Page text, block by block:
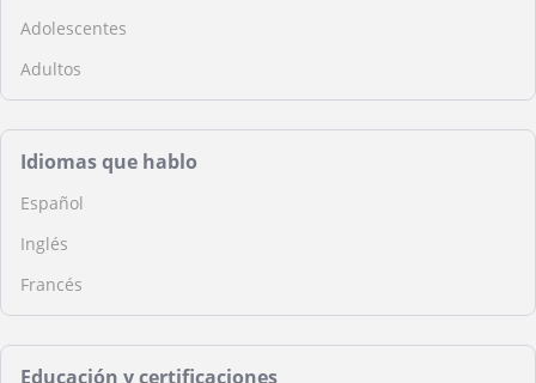
Adolescentes
Adultos
Idiomas que hablo
Español
Inglés
Francés
Educación y certificaciones